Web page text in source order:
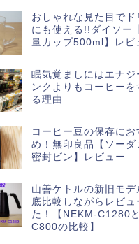
おしゃれな見た目でド
にも使える!!ダイソー
量カップ500ml】レビ
眠気覚ましにはエナジ
ンクよりもコーヒーを
る理由
コーヒー豆の保存にお
め！無印良品【ソーダ
密封ビン】レビュー
山善ケトルの新旧モデ
底比較しながらレビュ
た！【NEKM-C1280
C800の比較】